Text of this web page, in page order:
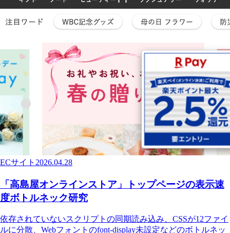
ECサイト 2026.04.28
「高島屋オンラインストア」トップページの表示速
度ボトルネック研究
依存されていないスクリプトの同期読み込み、CSSが12ファイ
ルに分散、Webフォントのfont-display未設定などのボトルネッ